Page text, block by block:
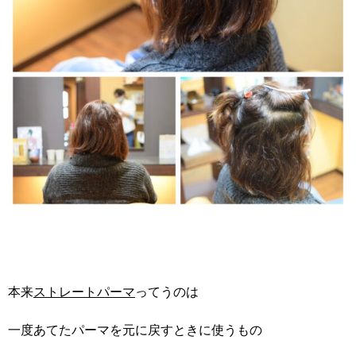
本来ストレートパーマってうのは
一度あてたパーマを元に戻すときに使うもの